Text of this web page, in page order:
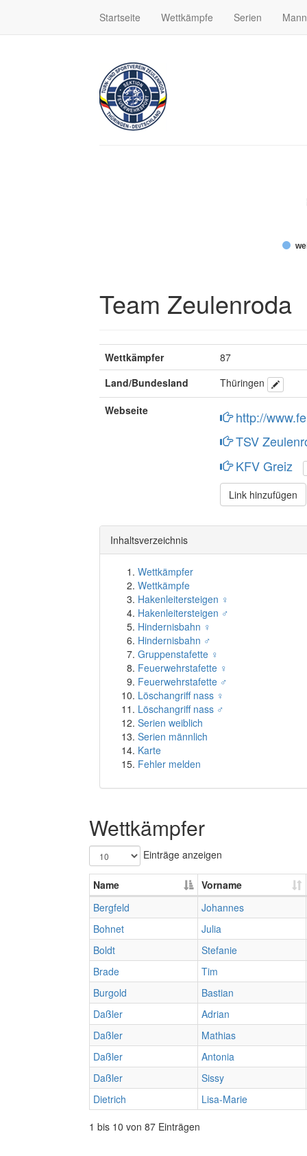
Startseite Wettkämpfe Serien
Team Zeulenroda
Wettkämpfer
87
Land/Bundesland
Thüringen
Webseite
http://
TSV
KFV Greiz
Link hinzufügen
Inhaltsverzeichnis
Wettkämpfer
Wettkämpfe
Hakenleitersteigen ♀
Hakenleitersteigen ♂
Hindernisbahn ♀
Hindernisbahn ♂
Gruppenstafette ♀
Feuerwehrstafette ♀
Feuerwehrstafette ♂
Löschangriff nass ♀
Löschangriff nass ♂
Serien weiblich
Serien männlich
Karte
Fehler melden
Wettkämpfer
Einträge anzeigen
Name
Vorname
Bergfeld
Johannes
Bohnet
Julia
Boldt
Stefanie
Brade
Tim
Burgold
Bastian
Daßler
Adrian
Daßler
Mathias
Daßler
Antonia
Daßler
Sissy
Dietrich
Lisa-Marie
1 bis 10 von 87 Einträgen